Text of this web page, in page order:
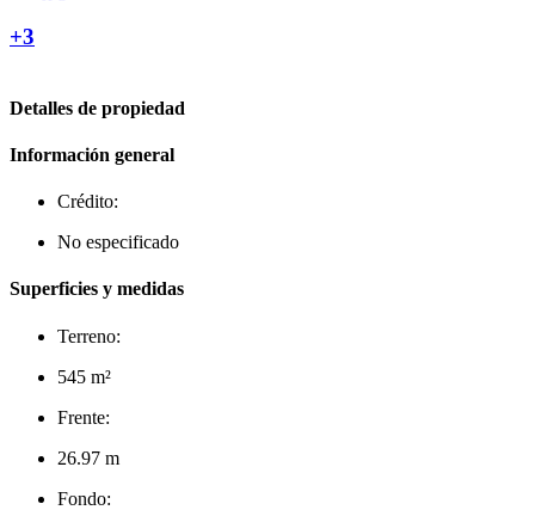
+3
Detalles de propiedad
Información general
Crédito:
No especificado
Superficies y medidas
Terreno:
545 m²
Frente:
26.97 m
Fondo: